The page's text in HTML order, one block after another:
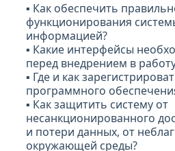
▪ Как обеспечить
функционирования
информацией?
▪ Какие интерфейсы
перед внедрением в
▪ Где и как
программного
▪ Как защитить систему от
несанкционированного
и потери данных, от
окружающей среды?